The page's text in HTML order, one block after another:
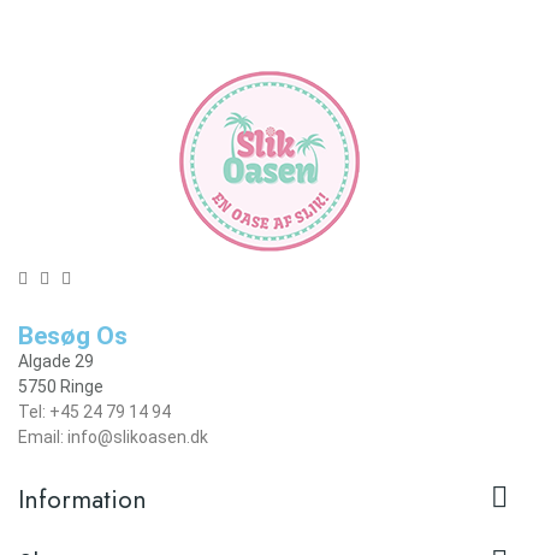
Besøg Os
Algade 29
5750 Ringe
Tel: +45 24 79 14 94
Email: info@slikoasen.dk
Information 